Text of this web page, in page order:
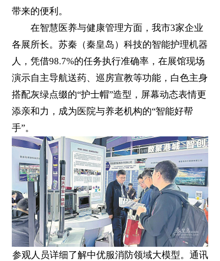
带来的便利。
在智慧医养与健康管理方面，我市3家企业
各展所长。苏秦（秦皇岛）科技的智能护理机器
人，凭借98.7%的任务执行准确率，在展馆现场
演示自主导航送药、巡房宣教等功能，白色主身
搭配灰绿点缀的“护士帽”造型，屏幕动态表情更
添亲和力，成为医院与养老机构的“智能好帮
手”。
参观人员详细了解中优服消防领域大模型。通讯